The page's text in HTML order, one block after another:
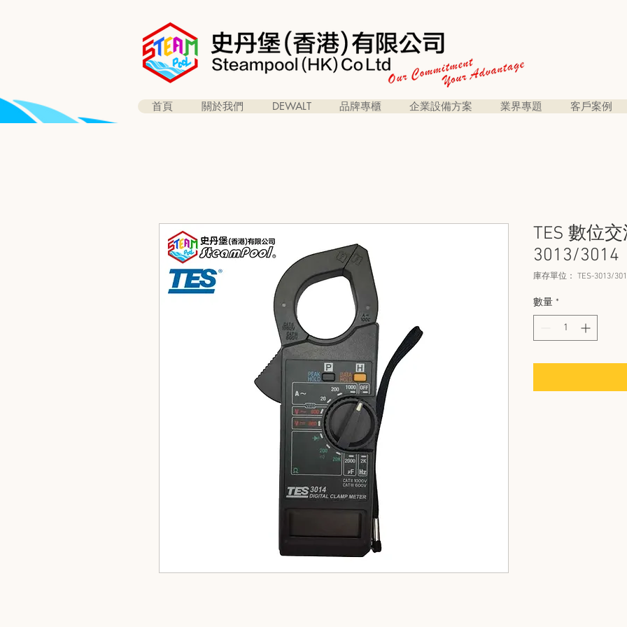
首頁 關於我們 DEWALT 品牌專櫃 企業設備方案 業界專題 客戶案例
TES 數位
3013/3014
庫存單位： TES-3013/
數量 *